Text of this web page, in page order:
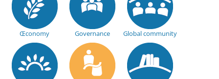
Œconomy Governance Global community